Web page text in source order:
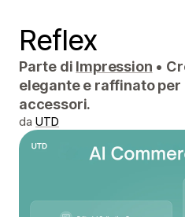
Reflex
Parte di Impression •
elegante e raffinato per
accessori.
da UTD